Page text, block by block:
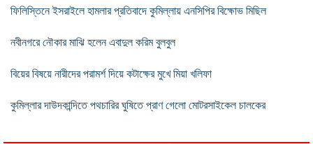
ফিলিস্তিনে ইসরাইলে হামলার প্রতিবাদে কুমিল্লায় এনসিপির বিক্ষোভ মিছিল
নবীনগরে নৌকার মাঝি হলেন এবাদুল করিম বুলবুল
বিয়ের বিষয়ে নারীদের পরামর্শ দিয়ে কটাক্ষের মুখে মিয়া খলিফা
কুমিল্লার দাউদকান্দিতে পথচারির ঘুষিতে প্রাণ গেলো মোটরসাইকেল চালকের